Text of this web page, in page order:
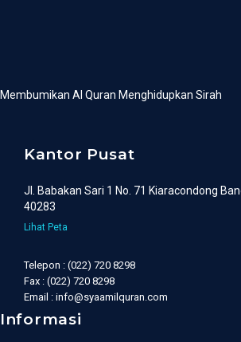
Membumikan Al Quran Menghidupkan Sirah
Kantor Pusat
Jl. Babakan Sari 1 No. 71 Kiaracondong
40283
Lihat Peta
Telepon : (022) 720 8298
Fax : (022) 720 8298
Email : info@syaamilquran.com
Informasi